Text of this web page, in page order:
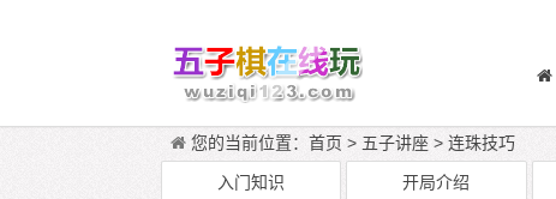
您的当前位置： 首页 > 五子讲座 > 连珠技巧
入门知识 开局介绍